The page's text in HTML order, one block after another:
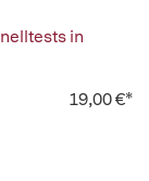
in
19,00 €*